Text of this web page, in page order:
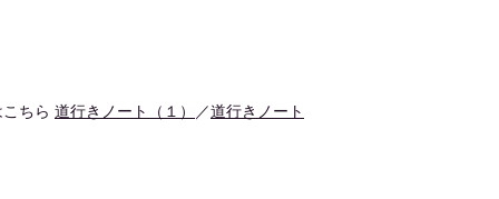
ちら 道行きノート（１） ／道行きノート